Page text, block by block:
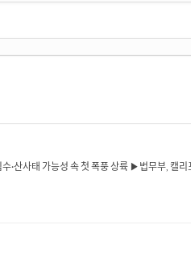
산사태 가능성 속 첫 폭풍 상륙 ▶법무부, 캘리